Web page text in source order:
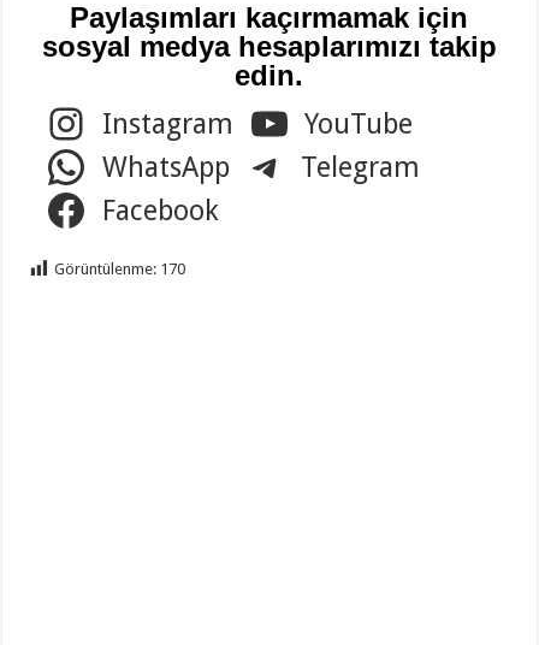
Paylaşımları kaçırmamak için
sosyal medya hesaplarımızı takip
edin.
Instagram
YouTube
WhatsApp
Telegram
Facebook
Görüntülenme: 170